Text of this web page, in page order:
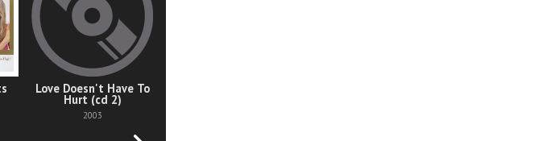
Love Doesn't Have To
Hurt (cd 2)
2003